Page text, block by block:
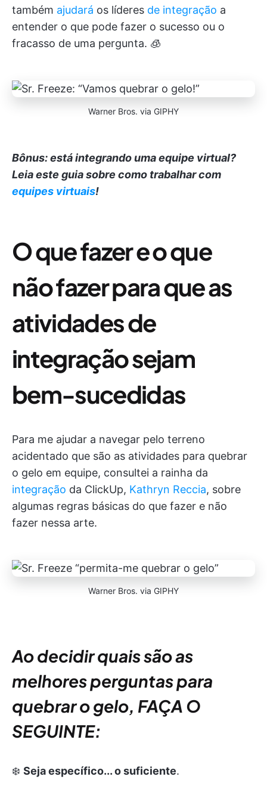
também ajudará os líderes de integração a
entender o que pode fazer o sucesso ou o
fracasso de uma pergunta. 🧊
Warner Bros. via GIPHY
Bônus: está integrando uma equipe virtual?
Leia este guia sobre como trabalhar com
equipes virtuais!
O que fazer e o que
não fazer para que as
atividades de
integração sejam
bem-sucedidas
Para me ajudar a navegar pelo terreno
acidentado que são as atividades para quebrar
o gelo em equipe, consultei a rainha da
integração da ClickUp, Kathryn Reccia, sobre
algumas regras básicas do que fazer e não
fazer nessa arte.
Warner Bros. via GIPHY
Ao decidir quais são as
melhores perguntas para
quebrar o gelo, FAÇA O
SEGUINTE:
❄️ Seja específico... o suficiente.